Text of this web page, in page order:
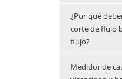
¿Por qué
corte de flujo
flujo?
Medidor de